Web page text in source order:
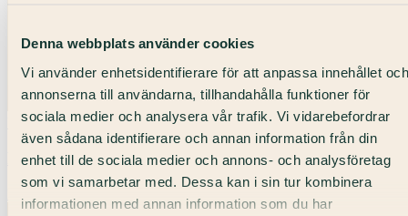
Denna webbplats använder cookies
Vi använder enhetsidentifierare för att anpassa innehållet och
annonserna till användarna, tillhandahålla funktioner för
sociala medier och analysera vår trafik. Vi vidarebefordrar
även sådana identifierare och annan information från din
enhet till de sociala medier och annons- och analysföretag
som vi samarbetar med. Dessa kan i sin tur kombinera
informationen med annan information som du har
Upp till 3 personer
Private Office — 3 personer